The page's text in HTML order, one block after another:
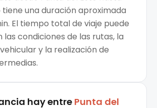
una duración aproximada
El tiempo total de viaje puede
las condiciones de las rutas, la
y la realización de
hay entrePunta del